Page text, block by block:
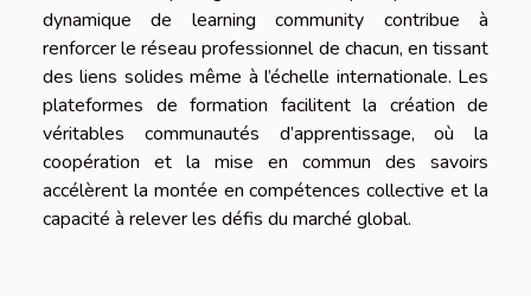
dynamique de learning community contribue à
renforcer le réseau professionnel de chacun, en tissant
des liens solides même à l’échelle internationale. Les
plateformes de formation facilitent la création de
véritables communautés d’apprentissage, où la
coopération et la mise en commun des savoirs
accélèrent la montée en compétences collective et la
capacité à relever les défis du marché global.